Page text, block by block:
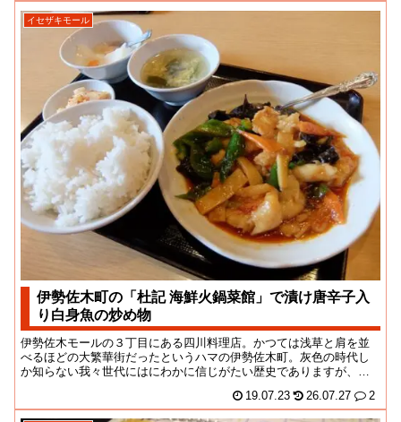
イセザキモール
伊勢佐木町の「杜記 海鮮火鍋菜館」で漬け唐辛子入
り白身魚の炒め物
伊勢佐木モールの３丁目にある四川料理店。かつては浅草と肩を並
べるほどの大繁華街だったというハマの伊勢佐木町。灰色の時代し
か知らない我々世代にはにわかに信じがたい歴史でありますが、近
19.07.23 26.07.27 2